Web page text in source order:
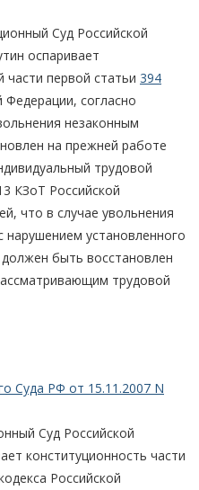
Суд Российской
оспаривает
первой статьи 394
Федерации, согласно
незаконным
на прежней работе
трудовой
КЗоТ Российской
что в случае увольнения
нарушением установленного
быть восстановлен
трудовой
Суда РФ от 15.11.2007 N
Суд Российской
конституционность части
Российской